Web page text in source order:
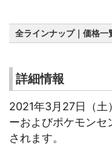
全ラインナップ｜価格一
詳細情報
2021年3月27日（土
ーおよびポケモンセ
されます。